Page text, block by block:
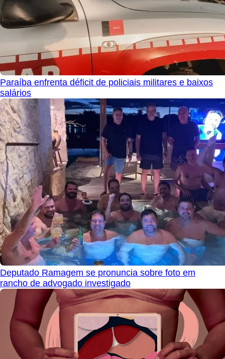
Paraíba enfrenta déficit de policiais militares e baixos
salários
Deputado Ramagem se pronuncia sobre foto em
rancho de advogado investigado